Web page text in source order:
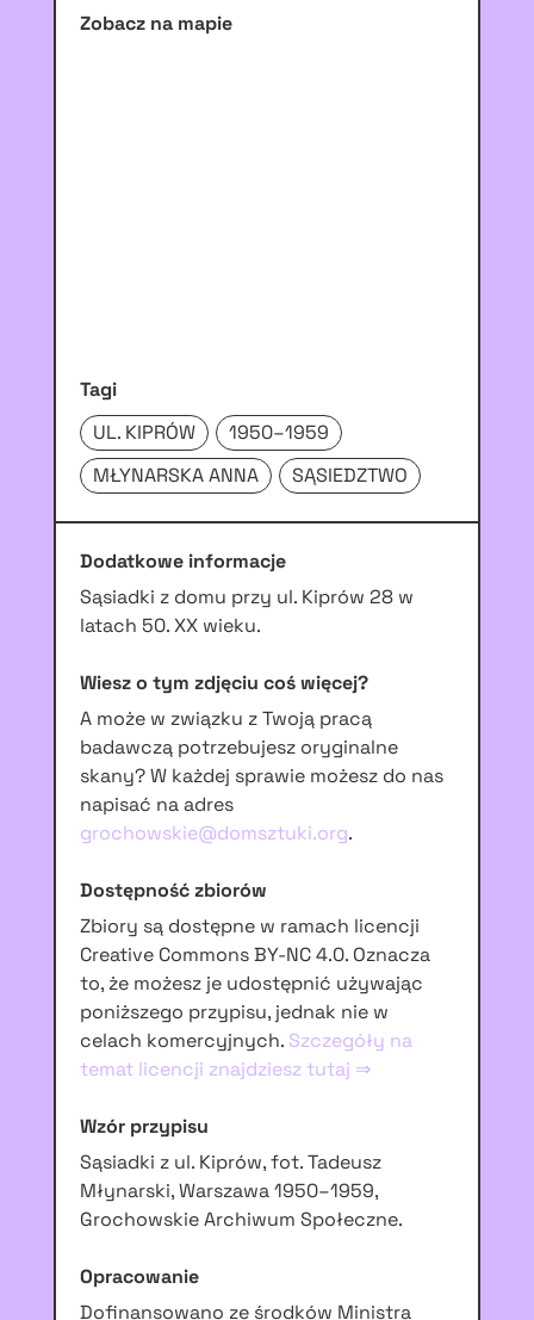
Zobacz na mapie
Tagi
UL. KIPRÓW
1950–1959
MŁYNARSKA ANNA
SĄSIEDZTWO
Dodatkowe informacje
Sąsiadki z domu przy ul. Kiprów 28 w
latach 50. XX wieku.
Wiesz o tym zdjęciu coś więcej?
A może w związku z Twoją pracą
badawczą potrzebujesz oryginalne
skany? W każdej sprawie możesz do nas
napisać na adres
grochowskie@domsztuki.org.
Dostępność zbiorów
Zbiory są dostępne w ramach licencji
Creative Commons BY-NC 4.0. Oznacza
to, że możesz je udostępnić używając
poniższego przypisu, jednak nie w
celach komercyjnych. Szczegóły na
temat licencji znajdziesz tutaj ⇒
Wzór przypisu
Sąsiadki z ul. Kiprów, fot. Tadeusz
Młynarski, Warszawa 1950–1959,
Grochowskie Archiwum Społeczne.
Opracowanie
Dofinansowano ze środków Ministra